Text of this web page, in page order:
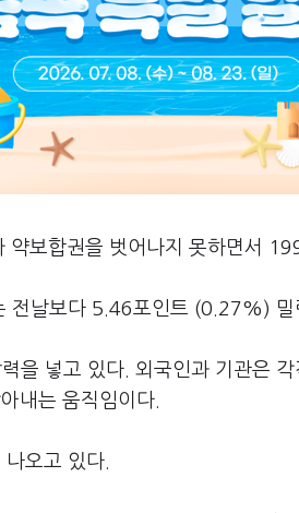
약보합권을 벗어나지 못하면서
전날보다 5.46포인트 (0.27%)
을 넣고 있다. 외국인과 기관은
내는 움직임이다.
오고 있다.